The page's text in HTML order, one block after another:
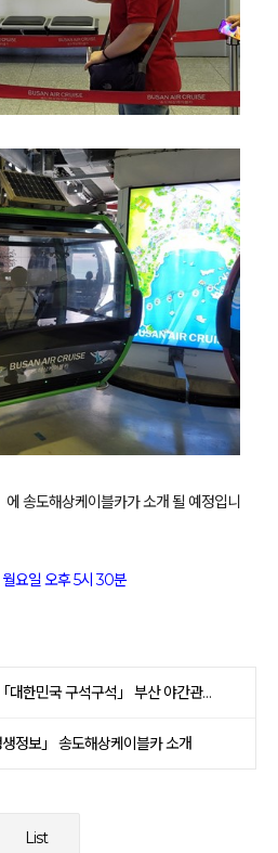
송도해상케이블카가 소개 될 예정입니
월요일 오후 5시 30분
한국관광공사 「대한민국 구석구석」 부산 야간관광 홍보 사진 촬영
정보」 송도해상케이블카 소개
List